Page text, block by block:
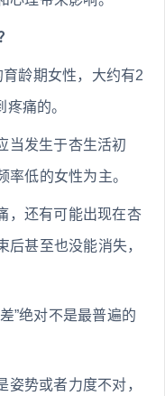
龄期女性，大约有2
痛的。
当发生于杏生活初
低的女性为主。
，还有可能出现在杏
甚至也没能消失，
”绝对不是最普遍的
势或者力度不对，